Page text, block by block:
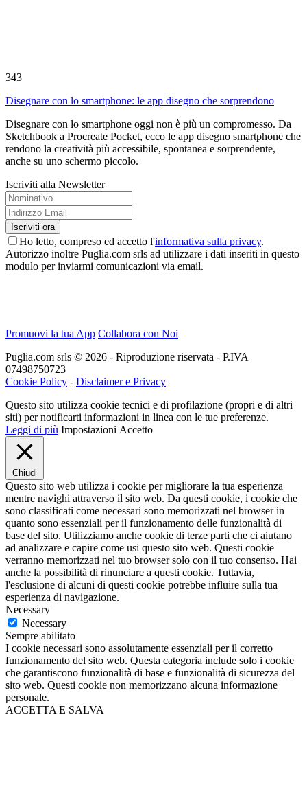
343
Disegnare con lo smartphone: le app disegno che sorprendono
Disegnare con lo smartphone oggi non è più un compromesso. Da
Sketchbook a Procreate Pocket, ecco le app disegno smartphone che
rendono la creatività più accessibile, spontanea e sorprendente,
anche su uno schermo piccolo.
Iscriviti alla Newsletter
Ho letto, compreso ed accetto l'informativa sulla privacy.
Autorizzo inoltre Puglia.com srls ad utilizzare i dati inseriti in questo
modulo per inviarmi comunicazioni via email.
Promuovi la tua App Collabora con Noi
Puglia.com srls © 2026 - Riproduzione riservata - P.IVA
07498750723
Cookie Policy - Disclaimer e Privacy
Questo sito utilizza cookie tecnici e di profilazione (propri e di altri
siti) per notificarti informazioni in linea con le tue preferenze.
Leggi di più Impostazioni Accetto
Chiudi
Questo sito web utilizza i cookie per migliorare la tua esperienza
mentre navighi attraverso il sito web. Da questi cookie, i cookie che
sono classificati come necessari sono memorizzati nel browser in
quanto sono essenziali per il funzionamento delle funzionalità di
base del sito. Utilizziamo anche cookie di terze parti che ci aiutano
ad analizzare e capire come usi questo sito web. Questi cookie
verranno memorizzati nel tuo browser solo con il tuo consenso. Hai
anche la possibilità di rinunciare a questi cookie. Tuttavia,
l'esclusione di alcuni di questi cookie potrebbe influire sulla tua
esperienza di navigazione.
Necessary
Necessary
Sempre abilitato
I cookie necessari sono assolutamente essenziali per il corretto
funzionamento del sito web. Questa categoria include solo i cookie
che garantiscono funzionalità di base e funzionalità di sicurezza del
sito web. Questi cookie non memorizzano alcuna informazione
personale.
ACCETTA E SALVA